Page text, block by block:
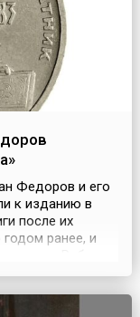
Федоров и его
к изданию в
после их
ранее, и
сборник
чего посл...